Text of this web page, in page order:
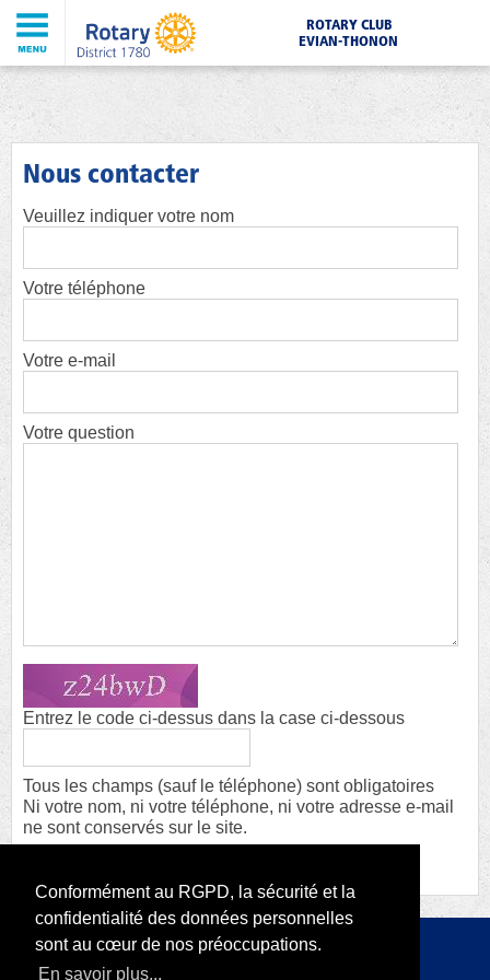
Conformément au RGPD, la sécurité et la
confidentialité des données personnelles
sont au cœur de nos préoccupations.
En savoir plus...
ROTARY CLUB
EVIAN-THONON
Nous contacter
Veuillez indiquer votre nom
Votre téléphone
Votre e-mail
Votre question
Entrez le code ci-dessus dans la case ci-dessous
Tous les champs (sauf le téléphone) sont obligatoires
Ni votre nom, ni votre téléphone, ni votre adresse e-mail
ne sont conservés sur le site.
Copyright 2026 par RODI Platform